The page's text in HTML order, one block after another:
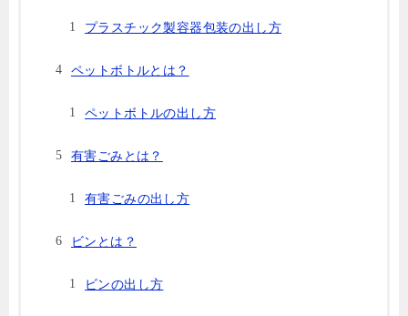
プラスチック製容器包装の出し方
ペットボトルとは？
ペットボトルの出し方
有害ごみとは？
有害ごみの出し方
ビンとは？
ビンの出し方